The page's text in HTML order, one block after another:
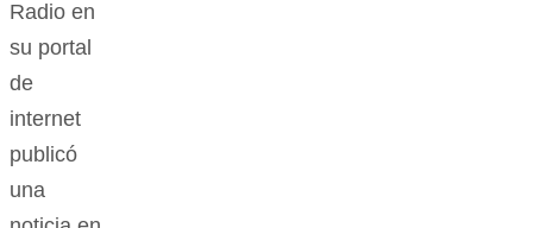
sobre el
resultado
de la
reunión.
ayer la